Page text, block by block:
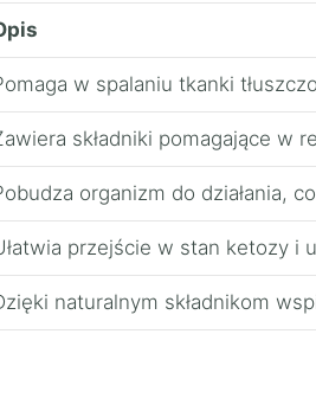
w spalaniu tkanki
składniki pomagające w
organizm do działania,
przejście w stan ketozy i
naturalnym składnikom